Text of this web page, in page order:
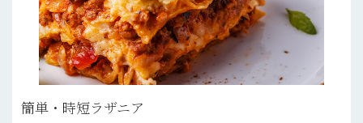
簡単・時短ラザニア